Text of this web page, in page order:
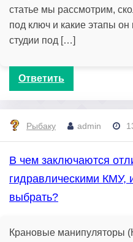
статье мы рассмотрим,
под ключ и какие этапы
студии под […]
Ответить
Рыбаку admin
В чем заключаются
гидравлическими КМУ,
выбрать?
Крановые манипуляторы